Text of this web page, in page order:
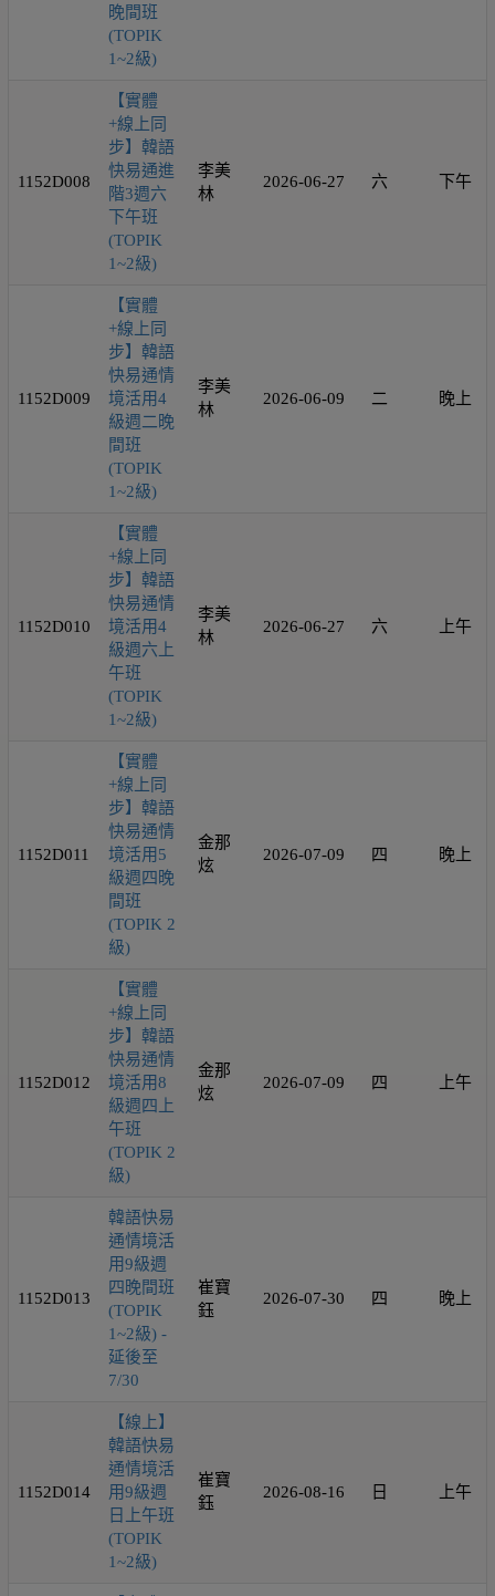
晚間班
(TOPIK
1~2級)
1152D008
【實體
+線上同
步】韓語
快易通進
階3週六
下午班
(TOPIK
1~2級)
李美
林
2026-06-27 六 下午
1152D009
【實體
+線上同
步】韓語
快易通情
境活用4
級週二晚
間班
(TOPIK
1~2級)
李美
林
2026-06-09 二 晚上
1152D010
【實體
+線上同
步】韓語
快易通情
境活用4
級週六上
午班
(TOPIK
1~2級)
李美
林
2026-06-27 六 上午
1152D011
【實體
+線上同
步】韓語
快易通情
境活用5
級週四晚
間班
(TOPIK 2
級)
金那
炫
2026-07-09 四 晚上
1152D012
【實體
+線上同
步】韓語
快易通情
境活用8
級週四上
午班
(TOPIK 2
級)
金那
炫
2026-07-09 四 上午
1152D013
韓語快易
通情境活
用9級週
四晚間班
(TOPIK
1~2級) -
延後至
7/30
崔寶
鈺
2026-07-30 四 晚上
1152D014
【線上】
韓語快易
通情境活
用9級週
日上午班
(TOPIK
1~2級)
崔寶
鈺
2026-08-16 日 上午